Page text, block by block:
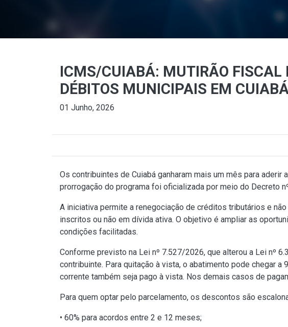
ICMS/CUIABÁ: MUTIRÃO FISCAL
DÉBITOS MUNICIPAIS EM
01 Junho, 2026
Os contribuintes de Cuiabá ganharam mais um mês para
prorrogação do programa foi oficializada por meio do Decreto
A iniciativa permite a renegociação de créditos tributários e
inscritos ou não em dívida ativa. O objetivo é ampliar as
condições facilitadas.
Conforme previsto na Lei nº 7.527/2026, que alterou a Lei nº
contribuinte. Para quitação à vista, o abatimento pode chegar
corrente também seja pago à vista. Nos demais casos de
Para quem optar pelo parcelamento, os descontos são
• 60% para acordos entre 2 e 12 meses;